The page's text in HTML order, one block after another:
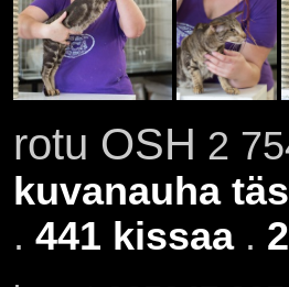
rotu OSH 2
kuvanauha
. 441 kissaa.